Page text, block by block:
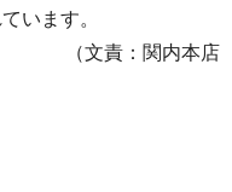
います。
（文責：関内本店